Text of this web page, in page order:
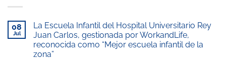
08
Jul
La Escuela Infantil del Hospital Universitario Rey
Juan Carlos, gestionada por WorkandLife,
reconocida como “Mejor escuela infantil de la
zona”